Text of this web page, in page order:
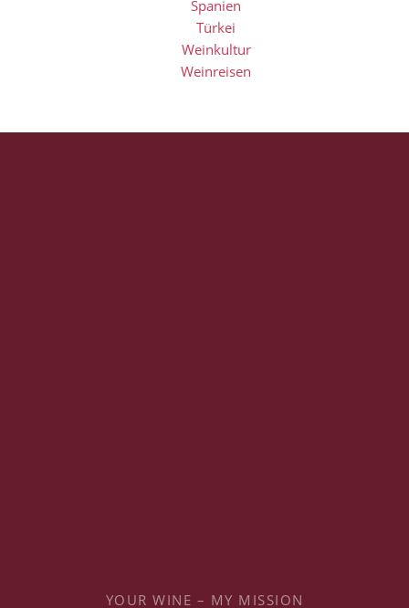
Spanien
Türkei
Weinkultur
Weinreisen
YOUR WINE – MY MISSION